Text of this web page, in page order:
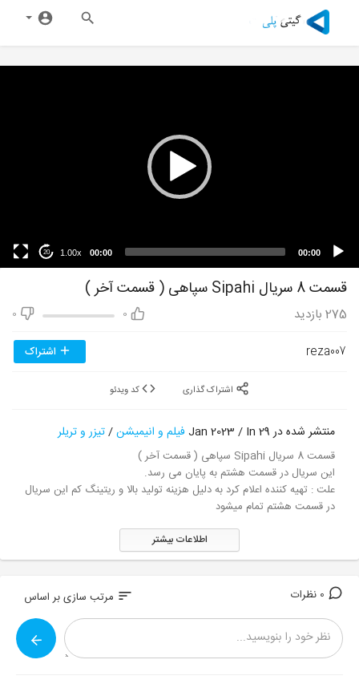
00:00
00:00
1.00x
20
قسمت 8 سریال Sipahi سپاهی ( قسمت آخر )
0
0 275 بازدید
reza007 اشتراک
منتشر شده در 29 Jan 2023 / In فیلم و انیمیشن/تیزر و تریلر
قسمت 8 سریال Sipahi سپاهی ( قسمت آخر )
این سریال در قسمت هشتم به پایان می رسد.
علت : تهیه کننده اعلام کرد به دلیل هزینه تولید بالا و ریتینگ کم این سریال
در قسمت هشتم تمام میشود
اطلاعات بیشتر
sort مرتب سازی بر اساس